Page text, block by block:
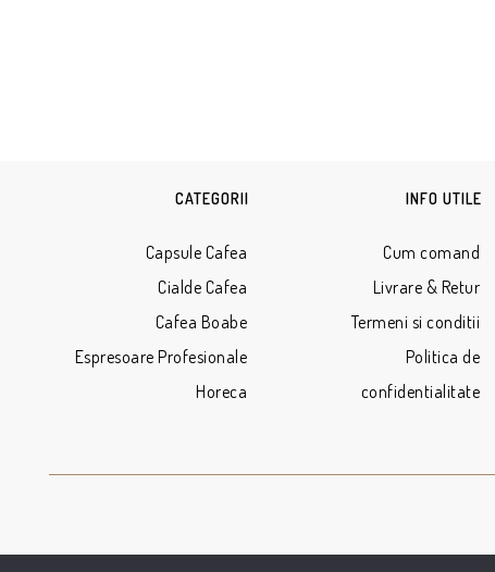
CATEGORII
Capsule Cafea
Cialde Cafea
Cafea Boabe
Espresoare Profesionale
Horeca
INFO UTILE
Cum comand
Livrare & Retur
Termeni si conditii
Politica de
confidentialitate